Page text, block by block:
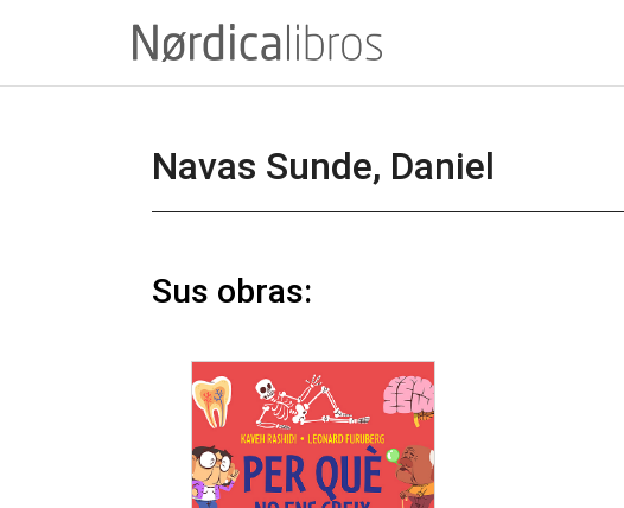
Navas Sunde, Daniel
Sus obras: